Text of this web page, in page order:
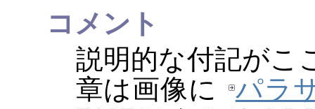
コメント
説明的な付記がこ
章は画像に パラ